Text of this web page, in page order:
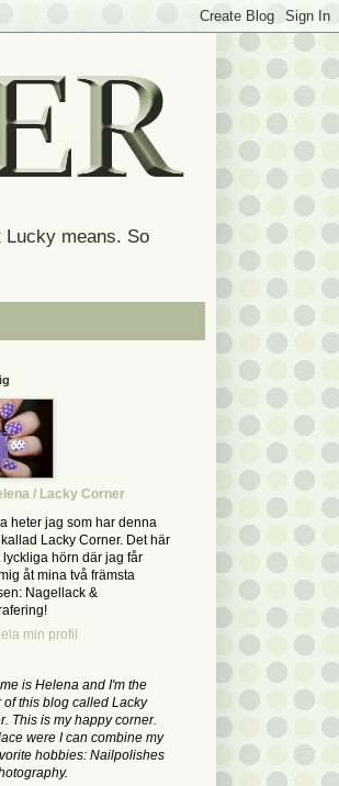
Lucky means. So
/ Lacky Corner
heter jag som har denna
Lacky Corner. Det här
lyckliga hörn där jag får
åt mina två främsta
Nagellack &
min profil
is Helena and I'm the
of this blog called Lacky
This is my happy corner.
were I can combine my
hobbies: Nailpolishes